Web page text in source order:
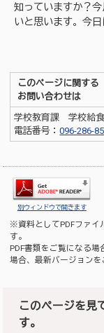
知っていますか？
いと思います。今
このページに関する
お問い合わせは
学校教育課 学校給
電話番号：096-286-
別ウィンドウで開きます
※資料としてPDFファイ
す。
PDF書類をご覧になる場
場合、最新バージョンを
このページを見
す。